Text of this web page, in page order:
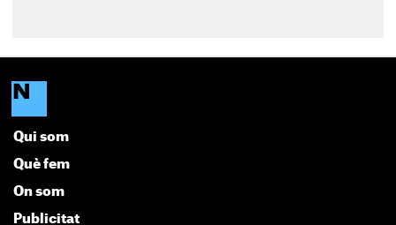
Qui som
Què fem
On som
Publicitat